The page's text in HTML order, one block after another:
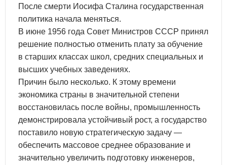
После смерти Иосифа Сталина государственная
политика начала меняться.
В июне 1956 года Совет Министров СССР принял
решение полностью отменить плату за обучение
в старших классах школ, средних специальных и
высших учебных заведениях.
Причин было несколько. К этому времени
экономика страны в значительной степени
восстановилась после войны, промышленность
демонстрировала устойчивый рост, а государство
поставило новую стратегическую задачу —
обеспечить массовое среднее образование и
значительно увеличить подготовку инженеров,